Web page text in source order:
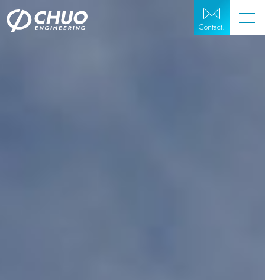
Contact.